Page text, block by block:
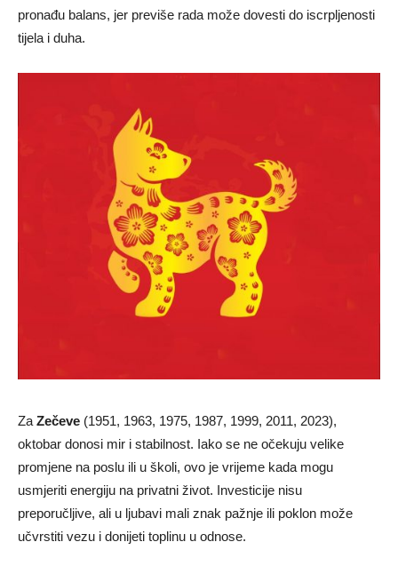
pronađu balans, jer previše rada može dovesti do iscrpljenosti
tijela i duha.
Za Zečeve (1951, 1963, 1975, 1987, 1999, 2011, 2023),
oktobar donosi mir i stabilnost. Iako se ne očekuju velike
promjene na poslu ili u školi, ovo je vrijeme kada mogu
usmjeriti energiju na privatni život. Investicije nisu
preporučljive, ali u ljubavi mali znak pažnje ili poklon može
učvrstiti vezu i donijeti toplinu u odnose.